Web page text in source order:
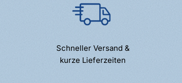
Schneller Versand &
kurze Lieferzeiten